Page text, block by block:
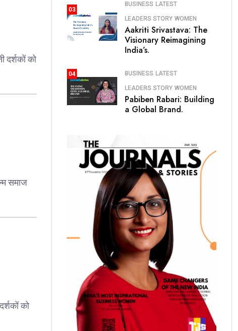
दर्शकों को
समाज
को
03
BUSINESS LATEST
LEADERS STORY WOMEN
Aakriti Srivastava: The
Visionary Reimagining
India’s.
04 BUSINESS LATEST
LEADERS STORY WOMEN
Pabiben Rabari: Building
a Global Brand.